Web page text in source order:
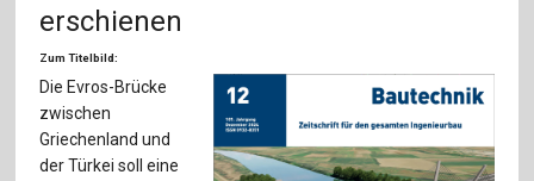
Werben
Service
erschienen
Zum Titelbild:
Die Evros-Brücke
zwischen
Griechenland und
der Türkei soll eine